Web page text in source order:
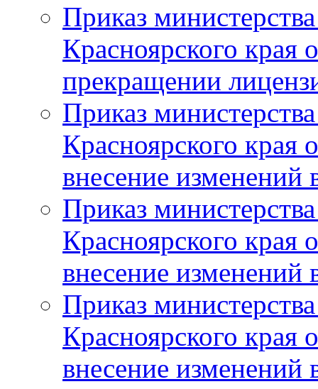
Приказ
Красноярского
прекращении
Приказ
Красноярского
внесение изменений
Приказ
Красноярского
внесение изменений
Приказ
Красноярского
внесение изменений